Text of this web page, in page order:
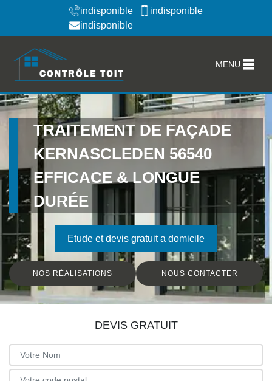
indisponible
indisponible
indisponible
MENU
TRAITEMENT DE FAÇADE
KERNASCLEDEN 56540
EFFICACE & LONGUE
DURÉE
Etude et devis gratuit a domicile
NOS RÉALISATIONS NOUS CONTACTER
DEVIS GRATUIT